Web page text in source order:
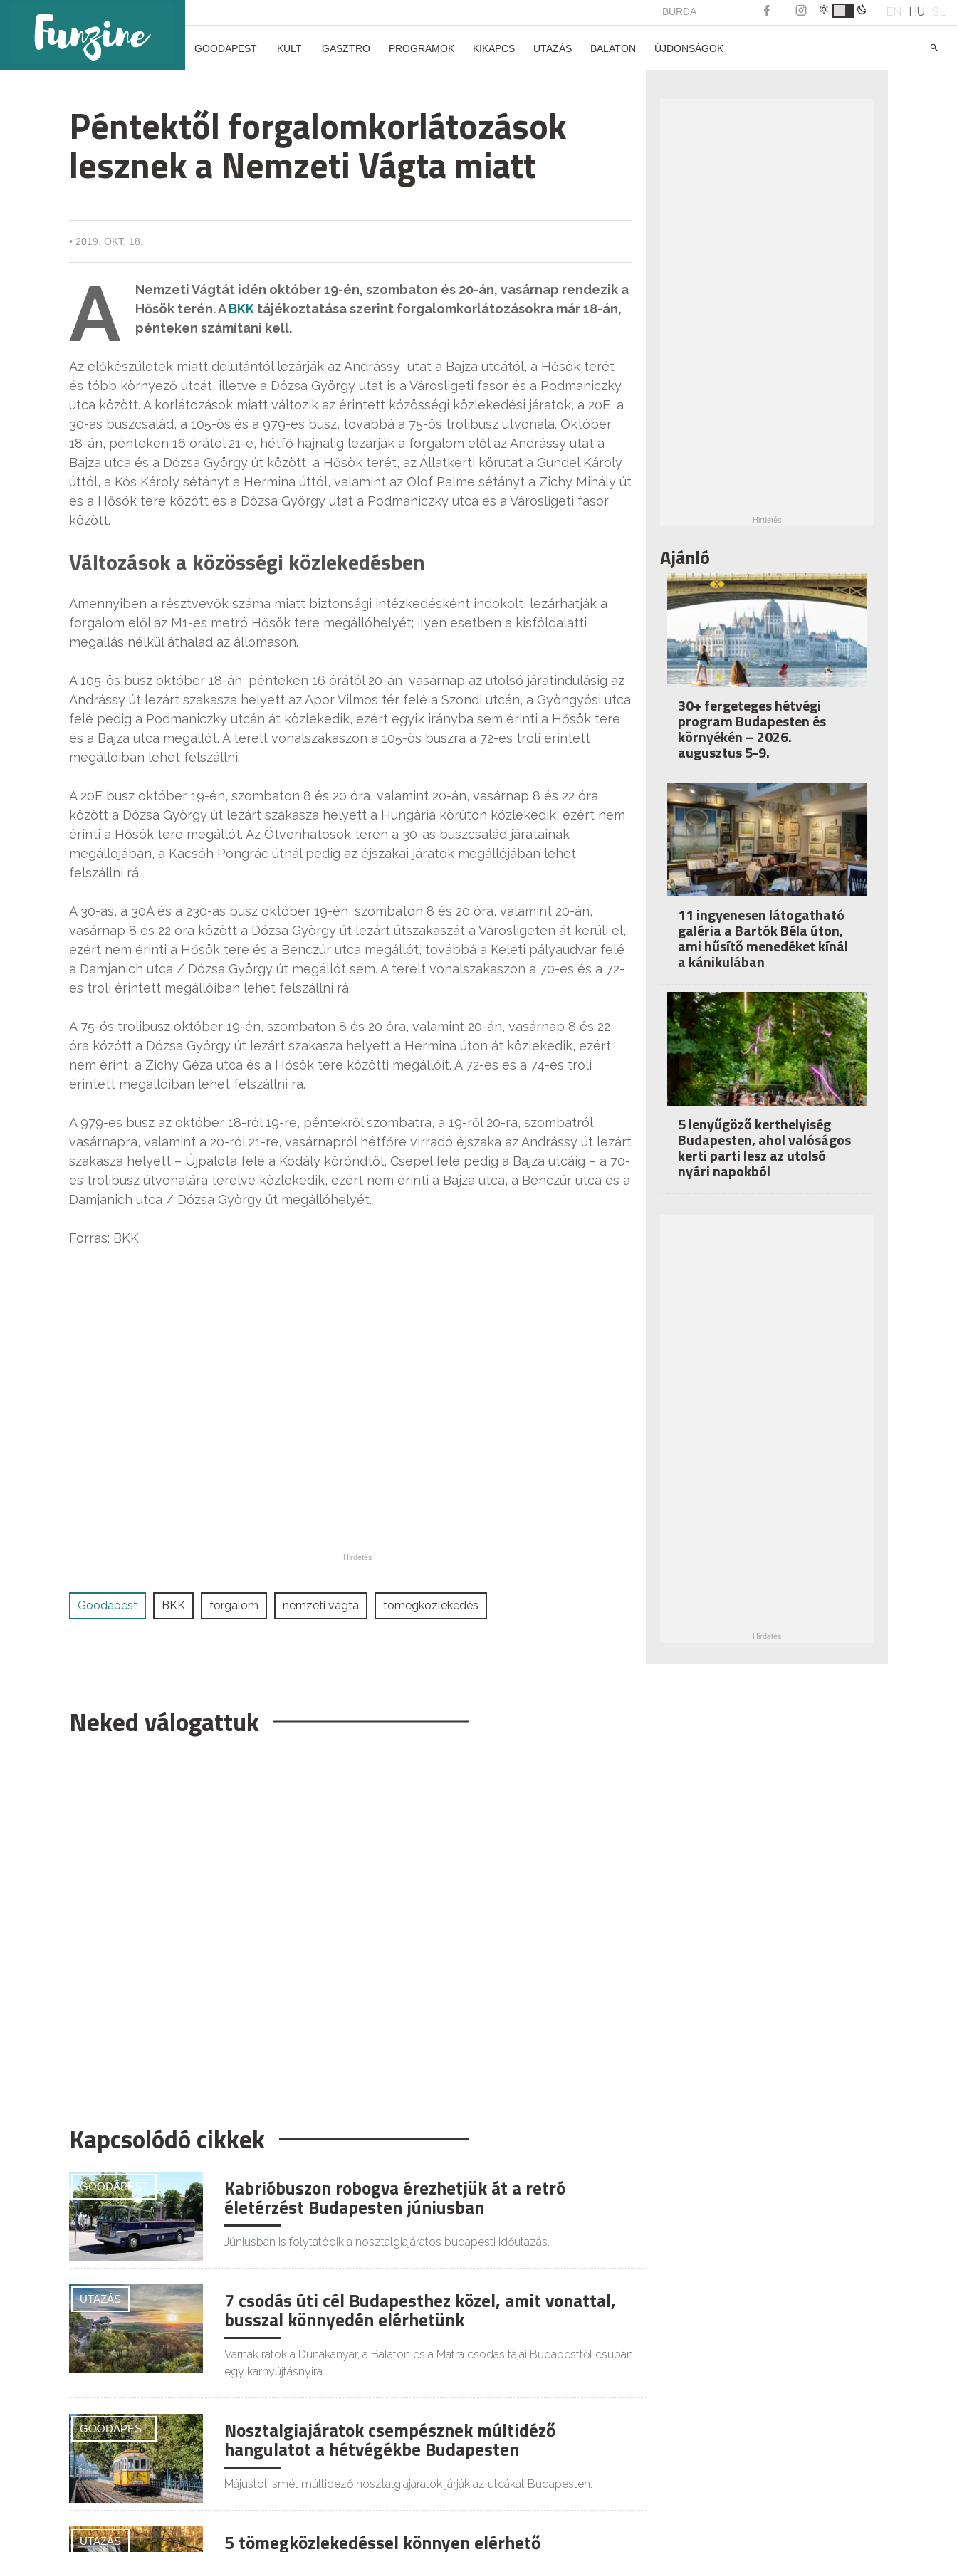
BURDA EN HU SL
GOODAPEST KULT GASZTRO PROGRAMOK KIKAPCS UTAZÁS BALATON ÚJDONSÁGOK
Péntektől forgalomkorlátozások
lesznek a Nemzeti Vágta miatt
• 2019. OKT. 18.
A
Nemzeti Vágtát idén október 19-én, szombaton és 20-án, vasárnap rendezik a
Hősök terén. ABKK tájékoztatása szerint forgalomkorlátozásokra már 18-án,
pénteken számítani kell.
Az előkészületek miatt délutántól lezárják az Andrássy utat a Bajza utcától, a Hősök terét
és több környező utcát, illetve a Dózsa György utat is a Városligeti fasor és a Podmaniczky
utca között. A korlátozások miatt változik az érintett közösségi közlekedési járatok, a 20E, a
30-as buszcsalád, a 105-ös és a 979-es busz, továbbá a 75-ös trolibusz útvonala. Október
18-án, pénteken 16 órától 21-e, hétfő hajnalig lezárják a forgalom elől az Andrássy utat a
Bajza utca és a Dózsa György út között, a Hősök terét, az Állatkerti körutat a Gundel Károly
úttól, a Kós Károly sétányt a Hermina úttól, valamint az Olof Palme sétányt a Zichy Mihály út
és a Hősök tere között és a Dózsa György utat a Podmaniczky utca és a Városligeti fasor
között.
Változások a közösségi közlekedésben
Amennyiben a résztvevők száma miatt biztonsági intézkedésként indokolt, lezárhatják a
forgalom elől az M1-es metró Hősök tere megállóhelyét; ilyen esetben a kisföldalatti
megállás nélkül áthalad az állomáson.
A 105-ös busz október 18-án, pénteken 16 órától 20-án, vasárnap az utolsó járatindulásig az
Andrássy út lezárt szakasza helyett az Apor Vilmos tér felé a Szondi utcán, a Gyöngyösi utca
felé pedig a Podmaniczky utcán át közlekedik, ezért egyik irányba sem érinti a Hősök tere
és a Bajza utca megállót. A terelt vonalszakaszon a 105-ös buszra a 72-es troli érintett
megállóiban lehet felszállni.
A 20E busz október 19-én, szombaton 8 és 20 óra, valamint 20-án, vasárnap 8 és 22 óra
között a Dózsa György út lezárt szakasza helyett a Hungária körúton közlekedik, ezért nem
érinti a Hősök tere megállót. Az Ötvenhatosok terén a 30-as buszcsalád járatainak
megállójában, a Kacsóh Pongrác útnál pedig az éjszakai járatok megállójában lehet
felszállni rá.
A 30-as, a 30A és a 230-as busz október 19-én, szombaton 8 és 20 óra, valamint 20-án,
vasárnap 8 és 22 óra között a Dózsa György út lezárt útszakaszát a Városligeten át kerüli el,
ezért nem érinti a Hősök tere és a Benczúr utca megállót, továbbá a Keleti pályaudvar felé
a Damjanich utca / Dózsa György út megállót sem. A terelt vonalszakaszon a 70-es és a 72-
es troli érintett megállóiban lehet felszállni rá.
A 75-ös trolibusz október 19-én, szombaton 8 és 20 óra, valamint 20-án, vasárnap 8 és 22
óra között a Dózsa György út lezárt szakasza helyett a Hermina úton át közlekedik, ezért
nem érinti a Zichy Géza utca és a Hősök tere közötti megállóit. A 72-es és a 74-es troli
érintett megállóiban lehet felszállni rá.
A 979-es busz az október 18-ról 19-re, péntekről szombatra, a 19-ről 20-ra, szombatról
vasárnapra, valamint a 20-ról 21-re, vasárnapról hétfőre virradó éjszaka az Andrássy út lezárt
szakasza helyett – Újpalota felé a Kodály köröndtől, Csepel felé pedig a Bajza utcáig – a 70-
es trolibusz útvonalára terelve közlekedik, ezért nem érinti a Bajza utca, a Benczúr utca és a
Damjanich utca / Dózsa György út megállóhelyét.
Forrás: BKK
Goodapest BKK forgalom nemzeti vágta tömegközlekedés
Neked válogattuk
Kapcsolódó cikkek
GOODAPEST Kabrióbuszon robogva érezhetjük át a retró
életérzést Budapesten júniusban
Júniusban is folytatódik a nosztalgiajáratos budapesti időutazás.
UTAZÁS 7 csodás úti cél Budapesthez közel, amit vonattal,
busszal könnyedén elérhetünk
Várnak rátok a Dunakanyar, a Balaton és a Mátra csodás tájai Budapesttől csupán
egy karnyújtásnyira.
GOODAPEST Nosztalgiajáratok csempésznek múltidéző
hangulatot a hétvégékbe Budapesten
Májustól ismét múltidéző nosztalgiajáratok járják az utcákat Budapesten.
UTAZÁS 5 tömegközlekedéssel könnyen elérhető
Ajánló
30+ fergeteges hétvégi
program Budapesten és
környékén – 2026.
augusztus 5-9.
11 ingyenesen látogatható
galéria a Bartók Béla úton,
ami hűsítő menedéket kínál
a kánikulában
5 lenyűgöző kerthelyiség
Budapesten, ahol valóságos
kerti parti lesz az utolsó
nyári napokból